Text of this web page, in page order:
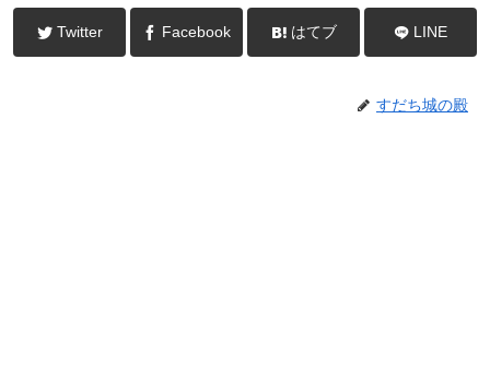
Twitter Facebook はてブ LINE
すだち城の殿